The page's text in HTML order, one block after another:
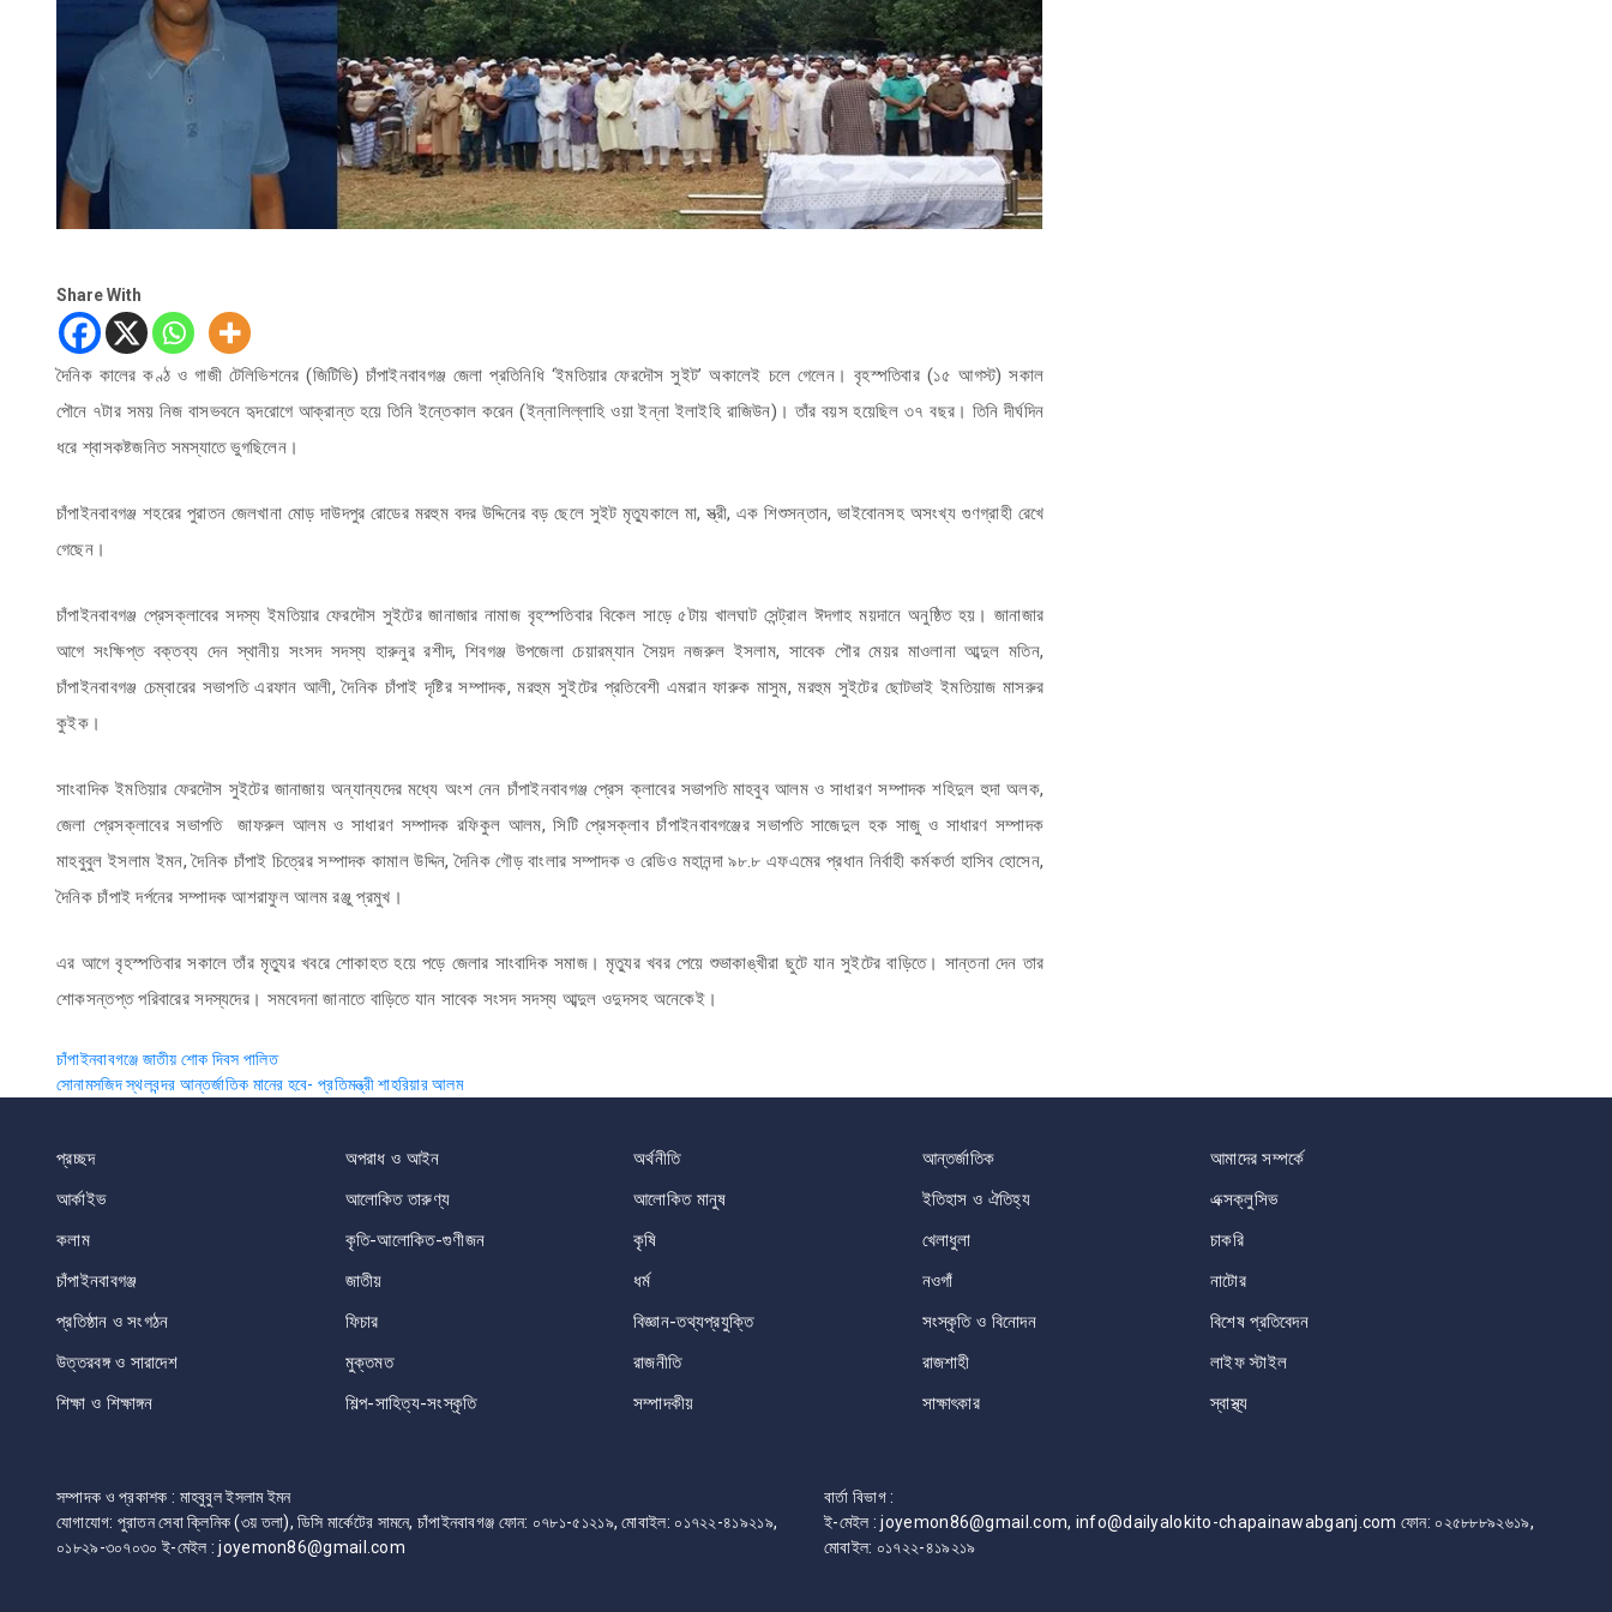
Share With
দৈনিক কালের কণ্ঠ ও গাজী টেলিভিশনের (জিটিভি) চাঁপাইনবাবগঞ্জ জেলা প্রতিনিধি ‘ইমতিয়ার ফেরদৌস সুইট’ অকালেই চলে গেলেন। বৃহস্পতিবার (১৫ আগস্ট) সকাল
পৌনে ৭টার সময় নিজ বাসভবনে হৃদরোগে আক্রান্ত হয়ে তিনি ইন্তেকাল করেন (ইন্নালিল্লাহি ওয়া ইন্না ইলাইহি রাজিউন)। তাঁর বয়স হয়েছিল ৩৭ বছর। তিনি দীর্ঘদিন
ধরে শ্বাসকষ্টজনিত সমস্যাতে ভুগছিলেন।
চাঁপাইনবাবগঞ্জ শহরের পুরাতন জেলখানা মোড় দাউদপুর রোডের মরহুম বদর উদ্দিনের বড় ছেলে সুইট মৃত্যুকালে মা, স্ত্রী, এক শিশুসন্তান, ভাইবোনসহ অসংখ্য গুণগ্রাহী রেখে
গেছেন।
চাঁপাইনবাবগঞ্জ প্রেসক্লাবের সদস্য ইমতিয়ার ফেরদৌস সুইটের জানাজার নামাজ বৃহস্পতিবার বিকেল সাড়ে ৫টায় খালঘাট সেন্ট্রাল ঈদগাহ ময়দানে অনুষ্ঠিত হয়। জানাজার
আগে সংক্ষিপ্ত বক্তব্য দেন স্থানীয় সংসদ সদস্য হারুনুর রশীদ, শিবগঞ্জ উপজেলা চেয়ারম্যান সৈয়দ নজরুল ইসলাম, সাবেক পৌর মেয়র মাওলানা আব্দুল মতিন,
চাঁপাইনবাবগঞ্জ চেম্বারের সভাপতি এরফান আলী, দৈনিক চাঁপাই দৃষ্টির সম্পাদক, মরহুম সুইটের প্রতিবেশী এমরান ফারুক মাসুম, মরহুম সুইটের ছোটভাই ইমতিয়াজ মাসরুর
কুইক।
সাংবাদিক ইমতিয়ার ফেরদৌস সুইটের জানাজায় অন্যান্যদের মধ্যে অংশ নেন চাঁপাইনবাবগঞ্জ প্রেস ক্লাবের সভাপতি মাহবুব আলম ও সাধারণ সম্পাদক শহিদুল হুদা অলক,
জেলা প্রেসক্লাবের সভাপতি জাফরুল আলম ও সাধারণ সম্পাদক রফিকুল আলম, সিটি প্রেসক্লাব চাঁপাইনবাবগঞ্জের সভাপতি সাজেদুল হক সাজু ও সাধারণ সম্পাদক
মাহবুবুল ইসলাম ইমন, দৈনিক চাঁপাই চিত্রের সম্পাদক কামাল উদ্দিন, দৈনিক গৌড় বাংলার সম্পাদক ও রেডিও মহানন্দা ৯৮.৮ এফএমের প্রধান নির্বাহী কর্মকর্তা হাসিব হোসেন,
দৈনিক চাঁপাই দর্পনের সম্পাদক আশরাফুল আলম রঞ্জু প্রমুখ।
এর আগে বৃহস্পতিবার সকালে তাঁর মৃত্যুর খবরে শোকাহত হয়ে পড়ে জেলার সাংবাদিক সমাজ। মৃত্যুর খবর পেয়ে শুভাকাঙ্খীরা ছুটে যান সুইটের বাড়িতে। সান্তনা দেন তার
শোকসন্তপ্ত পরিবারের সদস্যদের। সমবেদনা জানাতে বাড়িতে যান সাবেক সংসদ সদস্য আব্দুল ওদুদসহ অনেকেই।
Post
navigation
চাঁপাইনবাবগঞ্জে জাতীয় শোক দিবস পালিত
সোনামসজিদ স্থলবন্দর আন্তর্জাতিক মানের হবে- প্রতিমন্ত্রী শাহরিয়ার আলম
প্রচ্ছদ অপরাধ ও আইন অর্থনীতি আন্তর্জাতিক
আমাদের সম্পর্কে
আর্কাইভ
আলোকিত তারুণ্য আলোকিত মানুষ ইতিহাস ও ঐতিহ্য
এক্সক্লুসিভ
কলাম
কৃতি-আলোকিত-গুণীজন কৃষি খেলাধুলা
চাকরি
চাঁপাইনবাবগঞ্জ
জাতীয় ধর্ম নওগাঁ
নাটোর
প্রতিষ্ঠান ও সংগঠন
ফিচার বিজ্ঞান-তথ্যপ্রযুক্তি সংস্কৃতি ও বিনোদন
বিশেষ প্রতিবেদন
উত্তরবঙ্গ ও সারাদেশ
মুক্তমত রাজনীতি রাজশাহী
লাইফ স্টাইল
শিক্ষা ও শিক্ষাঙ্গন
শিল্প-সাহিত্য-সংস্কৃতি সম্পাদকীয় সাক্ষাৎকার স্বাস্থ্য
সম্পাদক ও প্রকাশক : মাহবুবুল ইসলাম ইমন
যোগাযোগ: পুরাতন সেবা ক্লিনিক (৩য় তলা), ডিসি মার্কেটের সামনে, চাঁপাইনবাবগঞ্জ ফোন: ০৭৮১-৫১২১৯, মোবাইল: ০১৭২২-৪১৯২১৯,
০১৮২৯-৩০৭০৩০ ই-মেইল : joyemon86@gmail.com
বার্তা বিভাগ :
ই-মেইল : joyemon86@gmail.com, info@dailyalokito-chapainawabganj.com ফোন: ০২৫৮৮৮৯২৬১৯,
মোবাইল: ০১৭২২-৪১৯২১৯